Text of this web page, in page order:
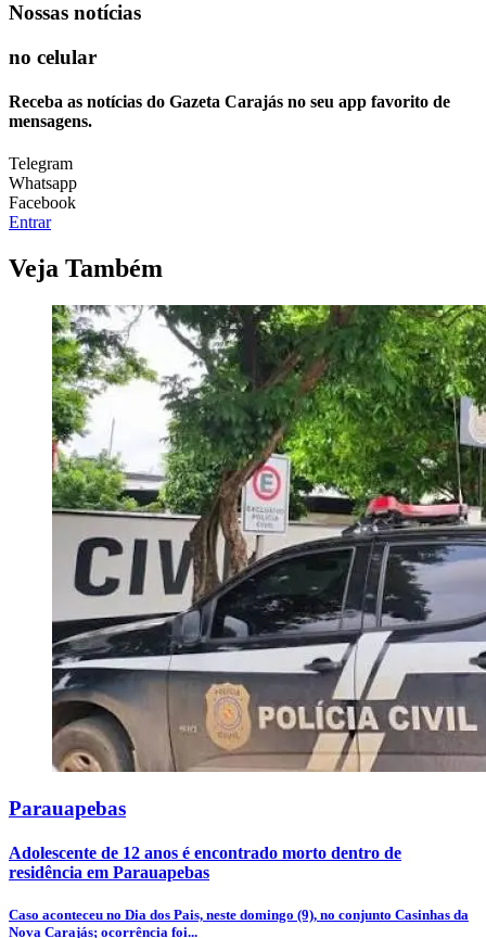
Nossas notícias
no celular
Receba as notícias do Gazeta Carajás no seu app favorito de
mensagens.
Telegram
Whatsapp
Facebook
Entrar
Veja Também
Parauapebas
Adolescente de 12 anos é encontrado morto dentro de
residência em Parauapebas
Caso aconteceu no Dia dos Pais, neste domingo (9), no conjunto Casinhas da
Nova Carajás; ocorrência foi...